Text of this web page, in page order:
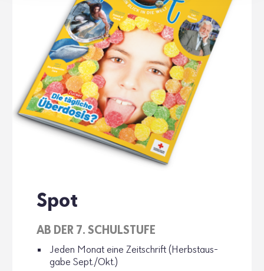
Spot
AB DER 7. SCHUL­STUFE
Jeden Monat eine Zeit­schrift (Herbst­aus­
gabe Sept./Okt.)